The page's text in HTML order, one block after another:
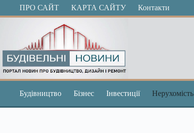
ПерейтиПРО САЙТ КАРТА САЙТУ Контакти
Будівництво Бізнес Інвестиції Нерухомість